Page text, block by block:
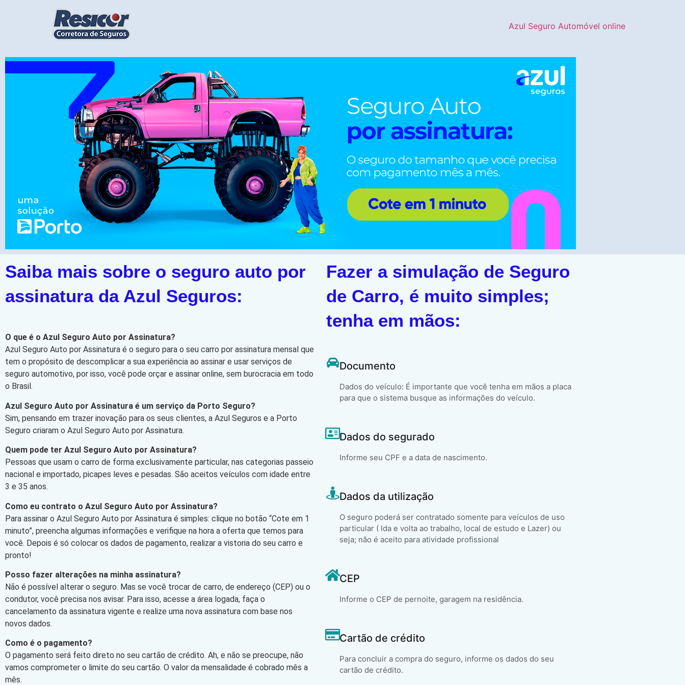
Azul Seguro Automóvel online
Saiba mais sobre o seguro auto por
assinatura da Azul Seguros:
O que é o Azul Seguro Auto por Assinatura?
Azul Seguro Auto por Assinatura é o seguro para o seu carro por assinatura mensal que
tem o propósito de descomplicar a sua experiência ao assinar e usar serviços de
seguro automotivo, por isso, você pode orçar e assinar online, sem burocracia em todo
o Brasil.
Azul Seguro Auto por Assinatura é um serviço da Porto Seguro?
Sim, pensando em trazer inovação para os seus clientes, a Azul Seguros e a Porto
Seguro criaram o Azul Seguro Auto por Assinatura.
Quem pode ter Azul Seguro Auto por Assinatura?
Pessoas que usam o carro de forma exclusivamente particular, nas categorias passeio
nacional e importado, picapes leves e pesadas. São aceitos veículos com idade entre
3 e 35 anos.
Como eu contrato o Azul Seguro Auto por Assinatura?
Para assinar o Azul Seguro Auto por Assinatura é simples: clique no botão “Cote em 1
minuto”, preencha algumas informações e verifique na hora a oferta que temos para
você. Depois é só colocar os dados de pagamento, realizar a vistoria do seu carro e
pronto!
Posso fazer alterações na minha assinatura?
Não é possível alterar o seguro. Mas se você trocar de carro, de endereço (CEP) ou o
condutor, você precisa nos avisar. Para isso, acesse a área logada, faça o
cancelamento da assinatura vigente e realize uma nova assinatura com base nos
novos dados.
Como é o pagamento?
O pagamento será feito direto no seu cartão de crédito. Ah, e não se preocupe, não
vamos comprometer o limite do seu cartão. O valor da mensalidade é cobrado mês a
mês.
Fazer a simulação de Seguro
de Carro, é muito simples;
tenha em mãos:
Documento
Dados do veículo: É importante que você tenha em mãos a placa
para que o sistema busque as informações do veículo.
Dados do segurado
Informe seu CPF e a data de nascimento.
Dados da utilização
O seguro poderá ser contratado somente para veículos de uso
particular ( Ida e volta ao trabalho, local de estudo e Lazer) ou
seja; não é aceito para atividade profissional
CEP
Informe o CEP de pernoite, garagem na residência.
Cartão de crédito
Para concluir a compra do seguro, informe os dados do seu
cartão de crédito.